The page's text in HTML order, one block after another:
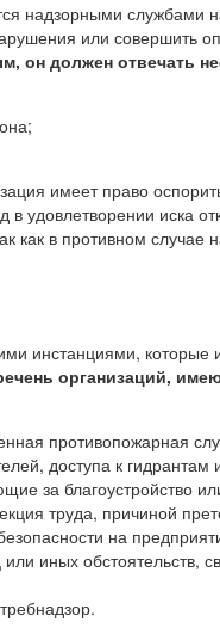
надзорными службами
или совершить
он должен отвечать
имеет право
удовлетворении иска
как в противном случае
инстанциями,
организаций,
противопожарная
доступа к
за благоустройство
труда, причиной
на
иных обстоятельств,